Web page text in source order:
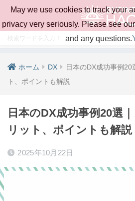
ホーム DX
日本のDX成功事例20
ト、ポイントも解説
日本のDX成功事例20選
リット、ポイントも解説
2025年10月22日
May we use cookies to track your
privacy very seriously. Please see
and any questions.